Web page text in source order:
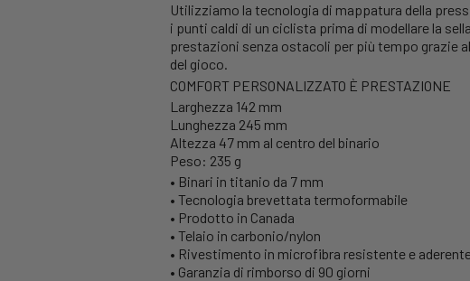
Utilizziamo la tecnologia di mappatura della
i punti caldi di un ciclista prima di modellare la
prestazioni senza ostacoli per più tempo grazie
del gioco.
COMFORT PERSONALIZZATO È PRESTAZIONE
Larghezza 142 mm
Lunghezza 245 mm
Altezza 47 mm al centro del binario
Peso: 235 g
• Binari in titanio da 7 mm
• Tecnologia brevettata termoformabile
• Prodotto in Canada
• Telaio in carbonio/nylon
• Rivestimento in microfibra resistente e
• Garanzia di rimborso di 90 giorni